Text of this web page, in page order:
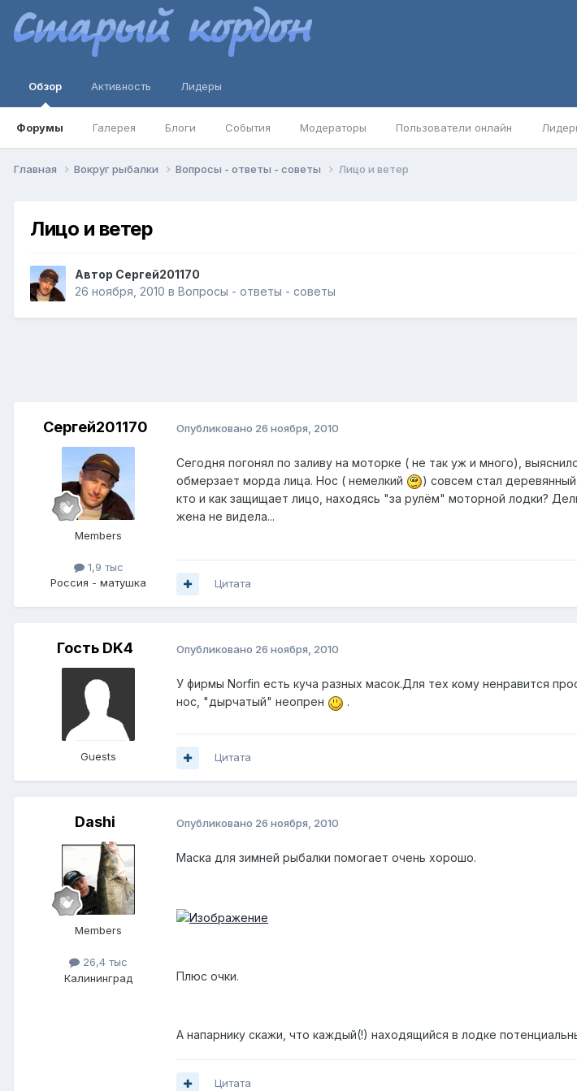
Обзор
Форумы Галерея Блоги События Модераторы Пользователи онлайн
Активность Лидеры
Главная Вокруг рыбалки Вопросы - ответы - советы Лицо и ветер
Лицо и ветер
Автор Сергей201170
26 ноября, 2010 в Вопросы - ответы - советы
Сергей201170
Members
1,9 тыс
Россия - матушка
Опубликовано 26 ноября, 2010
Сегодня погонял по заливу на моторке ( не так уж и много),
обмерзает морда лица. Нос ( немелкий
) совсем стал
кто и как защищает лицо, находясь "за рулём" моторной лодки?
жена не видела...
Цитата
Гость DK4
Guests
Опубликовано 26 ноября, 2010
У фирмы Norfin есть куча разных масок.Для тех кому ненравится
нос, "дырчатый" неопрен
.
Цитата
Dashi
Members
26,4 тыс
Калининград
Опубликовано 26 ноября, 2010
Маска для зимней рыбалки помогает очень хорошо.
Плюс очки.
А напарнику скажи, что каждый(!) находящийся в лодке
Цитата